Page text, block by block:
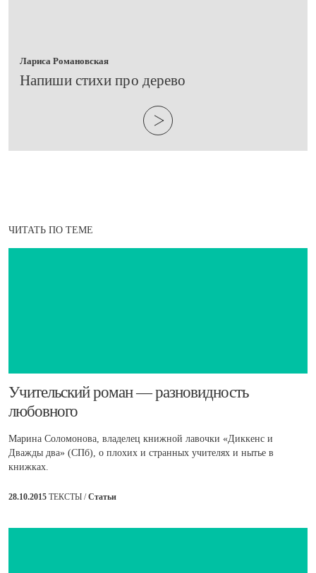
Лариса Романовская
​Напиши стихи про дерево
ЧИТАТЬ ПО ТЕМЕ
​Учительский роман — разновидность
любовного
Марина Соломонова, владелец книжной лавочки «Диккенс и
Дважды два» (СПб), о плохих и странных учителях и нытье в
книжках.
28.10.2015 ТЕКСТЫ /Статьи